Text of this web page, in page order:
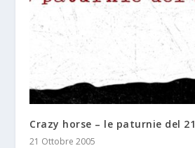
Crazy horse – le paturnie del 21
21 Ottobre 2005